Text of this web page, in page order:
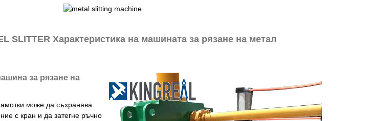
SLITTER Характеристика на машината за рязане на метал
за рязане на
може да съхранява
с кран и да затегне ръчно